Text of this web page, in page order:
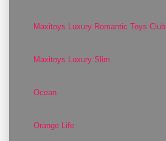
Maxitoys Luxury Romantic Toys Club
Maxitoys Luxury Slim
Ocean
Orange Life